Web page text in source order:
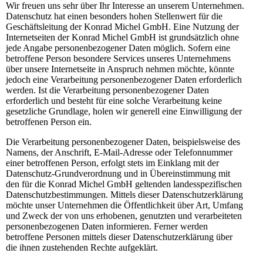
Wir freuen uns sehr über Ihr Interesse an unserem Unternehmen.
Datenschutz hat einen besonders hohen Stellenwert für die
Geschäftsleitung der Konrad Michel GmbH. Eine Nutzung der
Internetseiten der Konrad Michel GmbH ist grundsätzlich ohne
jede Angabe personenbezogener Daten möglich. Sofern eine
betroffene Person besondere Services unseres Unternehmens
über unsere Internetseite in Anspruch nehmen möchte, könnte
jedoch eine Verarbeitung personenbezogener Daten erforderlich
werden. Ist die Verarbeitung personenbezogener Daten
erforderlich und besteht für eine solche Verarbeitung keine
gesetzliche Grundlage, holen wir generell eine Einwilligung der
betroffenen Person ein.
Die Verarbeitung personenbezogener Daten, beispielsweise des
Namens, der Anschrift, E-Mail-Adresse oder Telefonnummer
einer betroffenen Person, erfolgt stets im Einklang mit der
Datenschutz-Grundverordnung und in Übereinstimmung mit
den für die Konrad Michel GmbH geltenden landesspezifischen
Datenschutzbestimmungen. Mittels dieser Datenschutzerklärung
möchte unser Unternehmen die Öffentlichkeit über Art, Umfang
und Zweck der von uns erhobenen, genutzten und verarbeiteten
personenbezogenen Daten informieren. Ferner werden
betroffene Personen mittels dieser Datenschutzerklärung über
die ihnen zustehenden Rechte aufgeklärt.